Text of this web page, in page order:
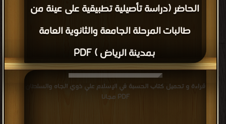
الحاضر (دراسة تأصيلية تطبيقية على عينة من
طالبات المرحلة الجامعة والثانوية العامة
بمدينة الرياض ) PDF
قراءة و تحميل كتاب الحسبة في الإسلام علي ذوي الجاه والسلطان
PDF مجانا